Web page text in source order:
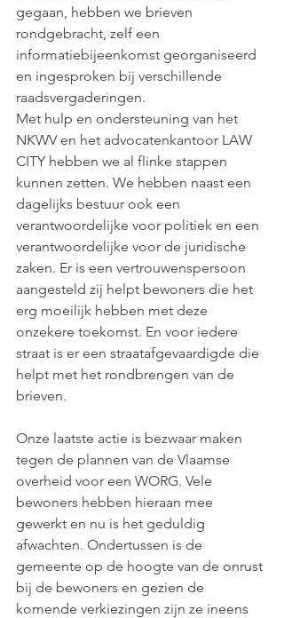
gegaan, hebben we brieven
rondgebracht, zelf een
informatiebijeenkomst georganiseerd
en ingesproken bij verschillende
raadsvergaderingen.
Met hulp en ondersteuning van het
NKWV en het advocatenkantoor LAW
CITY hebben we al flinke stappen
kunnen zetten. We hebben naast een
dagelijks bestuur ook een
verantwoordelijke voor politiek en een
verantwoordelijke voor de juridische
zaken. Er is een vertrouwenspersoon
aangesteld zij helpt bewoners die het
erg moeilijk hebben met deze
onzekere toekomst. En voor iedere
straat is er een straatafgevaardigde die
helpt met het rondbrengen van de
brieven.
Onze laatste actie is bezwaar maken
tegen de plannen van de Vlaamse
overheid voor een WORG. Vele
bewoners hebben hieraan mee
gewerkt en nu is het geduldig
afwachten. Ondertussen is de
gemeente op de hoogte van de onrust
bij de bewoners en gezien de
komende verkiezingen zijn ze ineens